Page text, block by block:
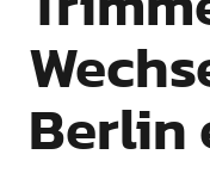
Berlin